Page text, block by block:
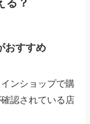
おすすめ
ンショップで購
認されている店